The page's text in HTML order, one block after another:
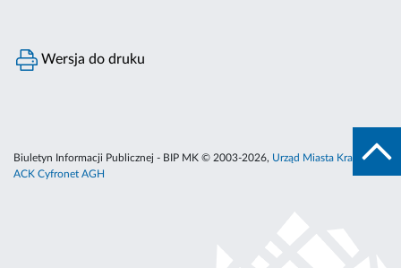
Wersja do druku
Biuletyn Informacji Publicznej - BIP MK © 2003-2026, Urząd Miasta Krakowa
ACK Cyfronet AGH